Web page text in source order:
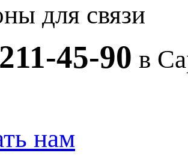
для связи
211-45-90 в
нам